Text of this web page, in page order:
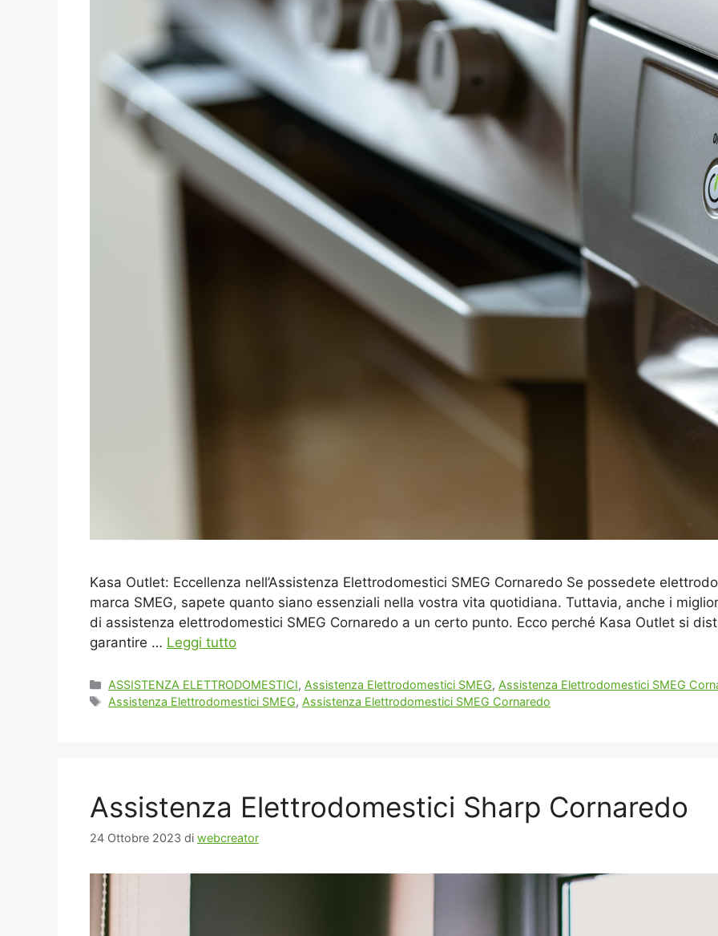
Kasa Outlet: Eccellenza nell’Assistenza Elettrodomestici SMEG Cornaredo Se possedete
marca SMEG, sapete quanto siano essenziali nella vostra vita quotidiana. Tuttavia, anche i
di assistenza elettrodomestici SMEG Cornaredo a un certo punto. Ecco perché Kasa Outlet si
garantire … Leggi tutto
Categorie
ASSISTENZA ELETTRODOMESTICI, Assistenza Elettrodomestici SMEG, Assistenza Elettrodomestici SMEG
Tag
Assistenza Elettrodomestici SMEG, Assistenza Elettrodomestici SMEG Cornaredo
Assistenza Elettrodomestici Sharp Cornaredo
24 Ottobre 2023 di webcreator